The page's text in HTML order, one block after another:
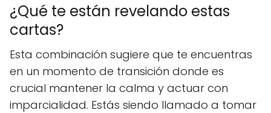
¿Qué te están revelando estas
cartas?
Esta combinación sugiere que te encuentras
en un momento de transición donde es
crucial mantener la calma y actuar con
imparcialidad. Estás siendo llamado a tomar